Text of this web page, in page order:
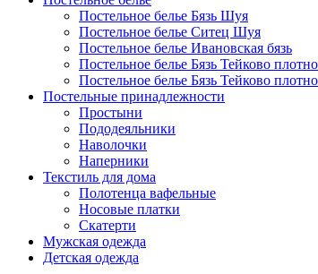
Постельное белье Бязь Шуя
Постельное белье Ситец Шуя
Постельное белье Ивановская бязь
Постельное белье Бязь Тейково
Постельное белье Бязь Тейково
Постельные принадлежности
Простыни
Пододеяльники
Наволочки
Наперники
Текстиль для дома
Полотенца вафельные
Носовые платки
Скатерти
Мужская одежда
Детская одежда